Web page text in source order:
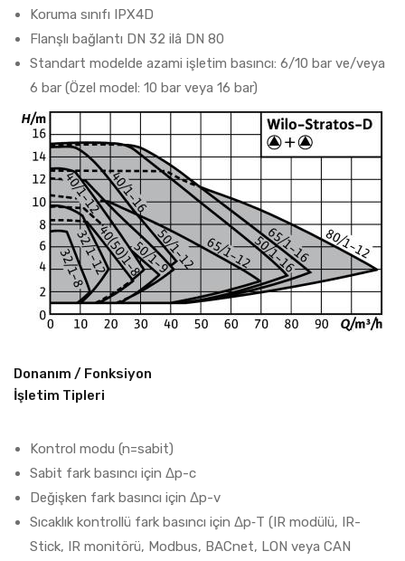
Koruma sınıfı IPX4D
Flanşlı bağlantı DN 32 ilâ DN 80
Standart modelde azami işletim basıncı: 6/10 bar ve/veya
6 bar (Özel model: 10 bar veya 16 bar)
Donanım / Fonksiyon
İşletim Tipleri
Kontrol modu (n=sabit)
Sabit fark basıncı için Δp-c
Değişken fark basıncı için Δp-v
Sıcaklık kontrollü fark basıncı için Δp‐T (IR modülü, IR-
Stick, IR monitörü, Modbus, BACnet, LON veya CAN